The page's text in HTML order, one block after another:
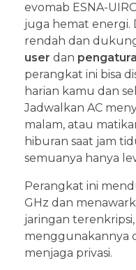
evomab ESNA-
juga hemat energi.
rendah dan
user dan
perangkat ini bisa
harian kamu dan
Jadwalkan AC
malam, atau
hiburan saat jam
semuanya hanya
Perangkat ini
GHz dan
jaringan
menggunakannya
menjaga privasi.